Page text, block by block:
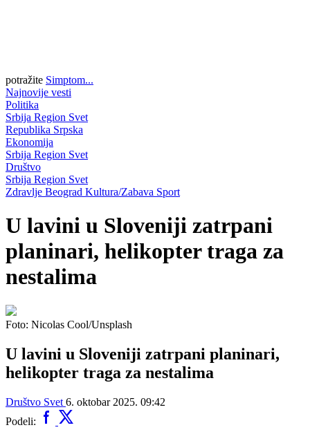
potražite Simptom...
Najnovije vesti
Politika
Srbija Region Svet
Republika Srpska
Ekonomija
Srbija Region Svet
Društvo
Srbija Region Svet
Zdravlje Beograd Kultura/Zabava Sport
U lavini u Sloveniji zatrpani
planinari, helikopter traga za
nestalima
Foto: Nicolas Cool/Unsplash
U lavini u Sloveniji zatrpani planinari,
helikopter traga za nestalima
Društvo Svet 6. oktobar 2025. 09:42
Podeli: